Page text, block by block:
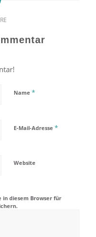
Name *
E-Mail-Adresse *
Website
in diesem Browser für